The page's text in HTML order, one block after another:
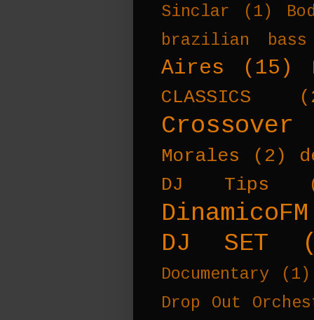
Sinclar (1)
brazilian bass
Aires (15)
CLASSICS
Crossover
Morales (2)
DJ Tips
DinamicoFM
DJ SET
Documentary
(1)
Drop Out